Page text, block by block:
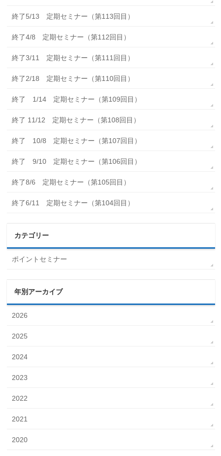
終了5/13 定期セミナー（第113回目）
終了4/8 定期セミナー（第112回目）
終了3/11 定期セミナー（第111回目）
終了2/18 定期セミナー（第110回目）
終了 1/14 定期セミナー（第109回目）
終了 11/12 定期セミナー（第108回目）
終了 10/8 定期セミナー（第107回目）
終了 9/10 定期セミナー（第106回目）
終了8/6 定期セミナー（第105回目）
終了6/11 定期セミナー（第104回目）
カテゴリー
ポイントセミナー
年別アーカイブ
2026
2025
2024
2023
2022
2021
2020